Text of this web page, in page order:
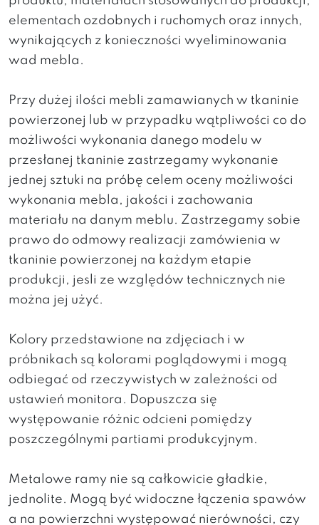
elementach ozdobnych i ruchomych oraz innych,
wynikających z konieczności wyeliminowania
wad mebla.
Przy dużej ilości mebli zamawianych w tkaninie
powierzonej lub w przypadku wątpliwości co do
możliwości wykonania danego modelu w
przesłanej tkaninie zastrzegamy wykonanie
jednej sztuki na próbę celem oceny możliwości
wykonania mebla, jakości i zachowania
materiału na danym meblu. Zastrzegamy sobie
prawo do odmowy realizacji zamówienia w
tkaninie powierzonej na każdym etapie
produkcji, jesli ze względów technicznych nie
można jej użyć.
Kolory przedstawione na zdjęciach i w
próbnikach są kolorami poglądowymi i mogą
odbiegać od rzeczywistych w zależności od
ustawień monitora. Dopuszcza się
występowanie różnic odcieni pomiędzy
poszczególnymi partiami produkcyjnym.
Metalowe ramy nie są całkowicie gładkie,
jednolite. Mogą być widoczne łączenia spawów
a na powierzchni występować nierówności, czy